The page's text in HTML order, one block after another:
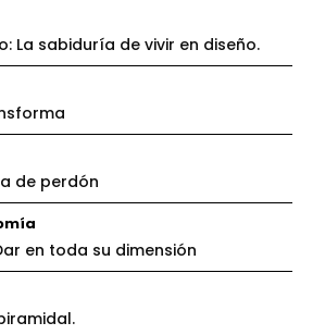
La sabiduría de vivir en diseño.
de perdón
en toda su dimensión